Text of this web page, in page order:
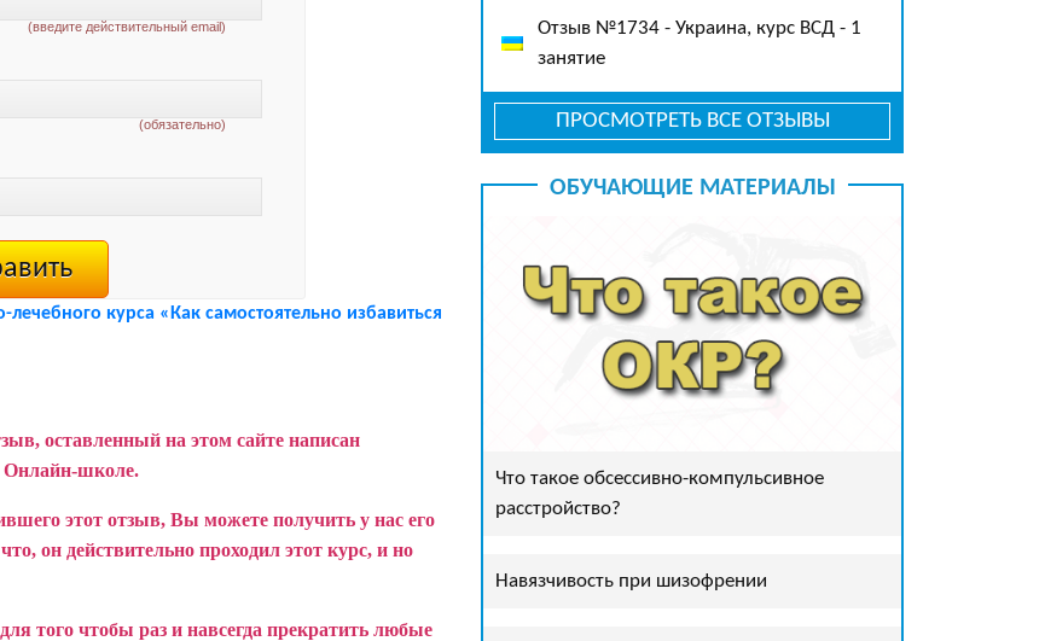
(введите действительный email)
(обязательно)
курса «Как самостоятельно избавиться
оставленный на этом сайте написан
Онлайн-школе.
этот отзыв, Вы можете получить у нас его
он действительно проходил этот курс, и но
того чтобы раз и навсегда прекратить любые
Отзыв №1734 - Украина, курс ВСД - 1
занятие
ПРОСМОТРЕТЬ ВСЕ ОТЗЫВЫ
ОБУЧАЮЩИЕ МАТЕРИАЛЫ
Что такое обсессивно-компульсивное
расстройство?
Навязчивость при шизофрении